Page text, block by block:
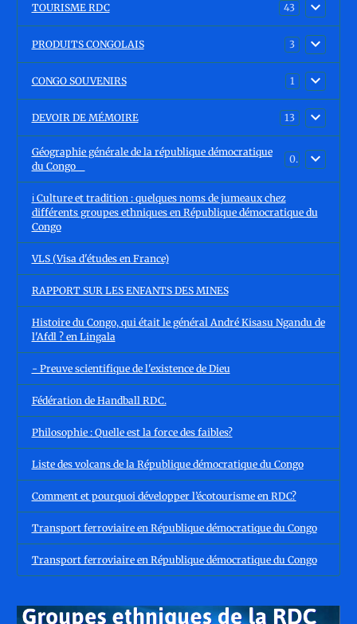
TOURISME RDC 43
PRODUITS CONGOLAIS 3
CONGO SOUVENIRS 1
DEVOIR DE MÉMOIRE 13
Géographie générale de la république démocratique
du Congo
0
ℹ️ Culture et tradition : quelques noms de jumeaux chez
différents groupes ethniques en République démocratique du
Congo
VLS (Visa d'études en France)
RAPPORT SUR LES ENFANTS DES MINES
Histoire du Congo, qui était le général André Kisasu Ngandu de
l'Afdl ? en Lingala
- Preuve scientifique de l'existence de Dieu
Fédération de Handball RDC.
Philosophie : Quelle est la force des faibles?
Liste des volcans de la République démocratique du Congo
Comment et pourquoi développer l’écotourisme en RDC?
Transport ferroviaire en République démocratique du Congo
Transport ferroviaire en République démocratique du Congo